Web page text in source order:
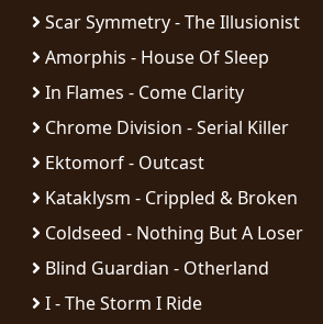
NOUS
SOMMES
CONNECTÉS
CONDITIONS
D'UTILISATION
DE
CONFIDENTIALITÉ
RETOURS
Scar Symmetry - The Illusionist
Amorphis - House Of Sleep
In Flames - Come Clarity
Chrome Division - Serial Killer
Ektomorf - Outcast
Kataklysm - Crippled & Broken
Coldseed - Nothing But A Loser
Blind Guardian - Otherland
I - The Storm I Ride